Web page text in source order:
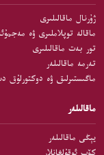
ژۇرنال ماقالىلىرى
ماقالە توپلاملىرى ۋە
تور بەت ماقالىلىرى
تەرمە ماقالىلەر
ماگىستىرلىق ۋە دوكتورلۇق
ماقالىلەر
يېڭى ماقالىلەر